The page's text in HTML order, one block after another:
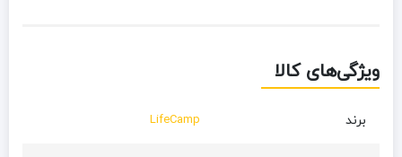
ویژگی‌های کالا
برند LifeCamp